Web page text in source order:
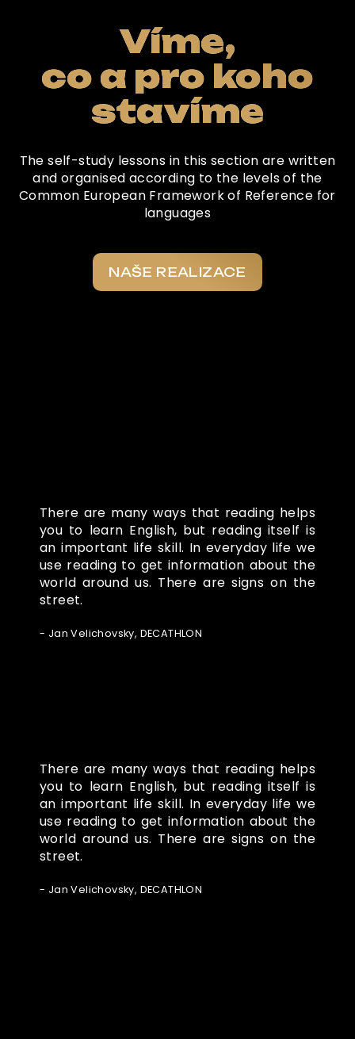
Víme,
co a pro koho
stavíme
The self-study lessons in this section are written
and organised according to the levels of the
Common European Framework of Reference for
languages
NAŠE REALIZACE
There are many ways that reading helps
you to learn English, but reading itself is
an important life skill. In everyday life we
use reading to get information about the
world around us. There are signs on the
street.
- Jan Velichovsky, DECATHLON
There are many ways that reading helps
you to learn English, but reading itself is
an important life skill. In everyday life we
use reading to get information about the
world around us. There are signs on the
street.
- Jan Velichovsky, DECATHLON